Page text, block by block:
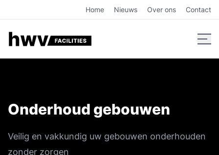
Onderhoud gebouwen, ontdek HWV Facilities
Home Nieuws Over ons Contact
Onderhoud gebouwen
Veilig en vakkundig uw gebouwen onderhouden
zonder zorgen